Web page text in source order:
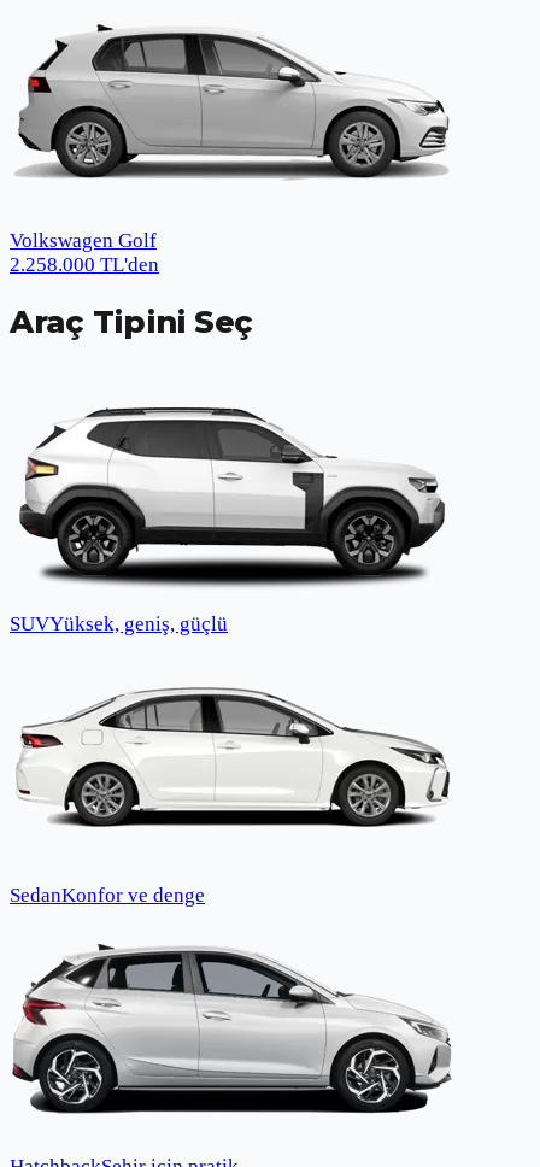
Volkswagen Golf
2.258.000 TL'den
Araç Tipini Seç
SUVYüksek, geniş, güçlü
SedanKonfor ve denge